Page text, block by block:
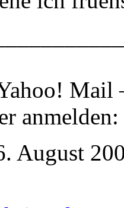
August